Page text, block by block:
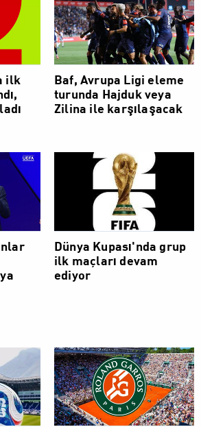
ilk
Baf, Avrupa Ligi eleme
turunda Hajduk veya
Zilina ile karşılaşacak
Dünya Kupası'nda grup
ilk maçları devam
ediyor